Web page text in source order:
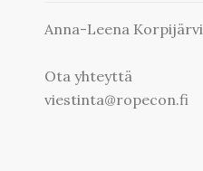
Anna-Leena Korpijärvi
Ota yhteyttä
viestinta@ropecon.fi